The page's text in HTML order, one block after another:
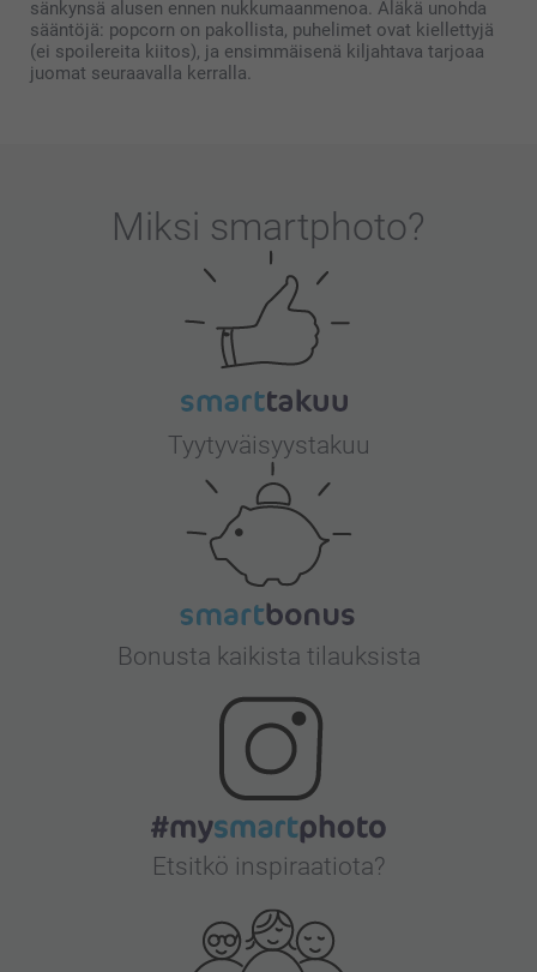
sänkynsä alusen ennen nukkumaanmenoa. Äläkä unohda
sääntöjä: popcorn on pakollista, puhelimet ovat kiellettyjä
(ei spoilereita kiitos), ja ensimmäisenä kiljahtava tarjoaa
juomat seuraavalla kerralla.
Miksi smartphoto?
Tyytyväisyystakuu
Bonusta kaikista tilauksista
Etsitkö inspiraatiota?